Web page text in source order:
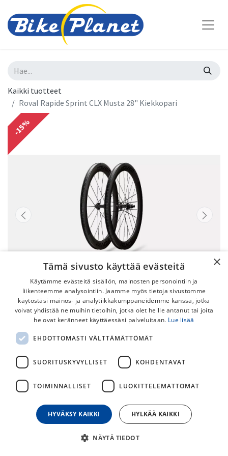
Kaikki tuotteet
Roval Rapide Sprint CLX Musta 28" Kiekkopari
-15%
Roval Rapide Sprint CLX Musta 28"
Kiekkopari
Esittelyssä Roval Rapide CLX Sprint ‑kiekot, jotka on tehty
varmistamaan, että ylität maaliviivan ensimmäisenä.
3 749,00
×
Tämä sivusto käyttää evästeitä
Käytämme evästeitä sisällön, mainosten personointiin ja
liikenteemme analysointiin. Jaamme myös tietoja sivustomme
käytöstäsi mainos- ja analytiikkakumppaneidemme kanssa, jotka
voivat yhdistää ne muihin tietoihin, jotka olet heille antanut tai joita
he ovat keränneet käyttäessäsi palveluitaan. Lue lisää
EHDOTTOMASTI VÄLTTÄMÄTTÖMÄT
SUORITUSKYVYLLISET KOHDENTAVAT
TOIMINNALLISET LUOKITTELEMATTOMAT
HYVÄKSY KAIKKI HYLKÄÄ KAIKKI
NÄYTÄ TIEDOT